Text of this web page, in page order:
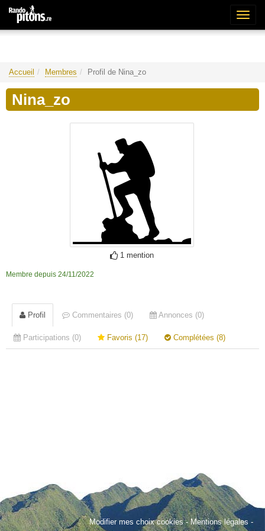
Accueil Membres Profil de Nina_zo
Nina_zo
1 mention
Membre depuis 24/11/2022
Profil Commentaires (0) Annonces (0)
Participations (0) Favoris (17) Complétées (8)
Modifier mes choix cookies-Mentions légales -